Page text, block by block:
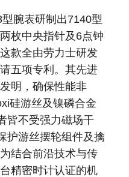
腕表研制出7140型
枚中央指针及6点钟
款全由劳力士研发
五项专利。其先进
明，确保性能非
硅游丝及镍磷合金
皆不受强力磁场干
护游丝摆轮组件及擒
结合前沿技术与传
精密时计认证的机